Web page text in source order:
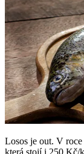
Losos je out. V
která stojí i 250 Kč/